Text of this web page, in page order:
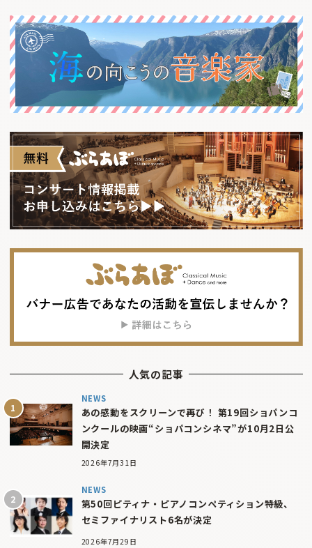
人気の記事
NEWS
あの感動をスクリーンで再び！ 第19回ショパンコ
ンクールの映画“ショパコンシネマ”が10月2日公
開決定
2026年7月31日
NEWS
第50回ピティナ・ピアノコンペティション特級、
セミファイナリスト6名が決定
2026年7月29日